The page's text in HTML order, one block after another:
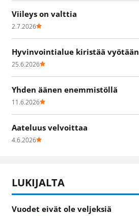
Viileys on valttia
2.7.2026
Hyvinvointialue kiristää vyötään
25.6.2026
Yhden äänen enemmistöllä
11.6.2026
Aateluus velvoittaa
4.6.2026
LUKIJALTA
Vuodet eivät ole veljeksiä